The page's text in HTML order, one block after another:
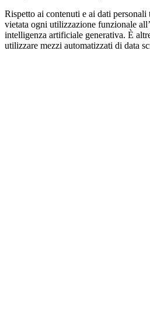
Rispetto ai contenuti e ai dati personali
vietata ogni utilizzazione funzionale
intelligenza artificiale generativa. È
utilizzare mezzi automatizzati di data